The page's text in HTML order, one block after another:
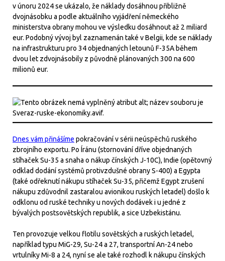
v únoru 2024 se ukázalo, že náklady dosáhnou přibližně
dvojnásobku a podle aktuálního vyjádření německého
ministerstva obrany mohou ve výsledku dosáhnout až 2 miliard
eur. Podobný vývoj byl zaznamenán také v Belgii, kde se náklady
na infrastrukturu pro 34 objednaných letounů F-35A během
dvou let zdvojnásobily z původně plánovaných 300 na 600
milionů eur.
Dnes vám přinášíme pokračování v sérii neúspěchů ruského
zbrojního exportu. Po Íránu (stornování dříve objednaných
stíhaček Su-35 a snaha o nákup čínských J-10C), Indie (opětovný
odklad dodání systémů protivzdušné obrany S-400) a Egypta
(také odřeknutí nákupu stíhaček Su-35, přičemž Egypt zrušení
nákupu zdůvodnil zastaralou avionikou ruských letadel) došlo k
odklonu od ruské techniky u nových dodávek i u jedné z
bývalých postsovětských republik, a sice Uzbekistánu.
Ten provozuje velkou flotilu sovětských a ruských letadel,
například typu MiG-29, Su-24 a 27, transportní An-24 nebo
vrtulníky Mi-8 a 24, nyní se ale také rozhodl k nákupu čínských